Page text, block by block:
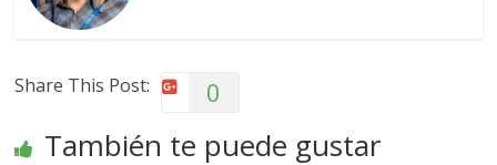
Share This Post: 0
También te puede gustar